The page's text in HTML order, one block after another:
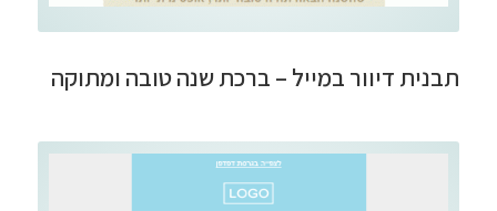
תבנית דיוור במייל – ברכת שנה טובה ומתוקה